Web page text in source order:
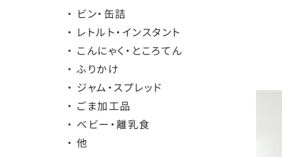
・ ビン・缶詰
・ レトルト・インスタント
・ こんにゃく・ところてん
・ ふりかけ
・ ジャム・スプレッド
・ ごま加工品
・ ベビー・離乳食
・ 他